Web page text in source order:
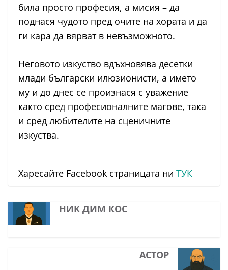
била просто професия, а мисия – да
поднася чудото пред очите на хората и да
ги кара да вярват в невъзможното.
Неговото изкуство вдъхновява десетки
млади български илюзионисти, а името
му и до днес се произнася с уважение
както сред професионалните магове, така
и сред любителите на сценичните
изкуства.
Харесайте Facebook страницата ни ТУК
НИК ДИМ КОС
АСТОР